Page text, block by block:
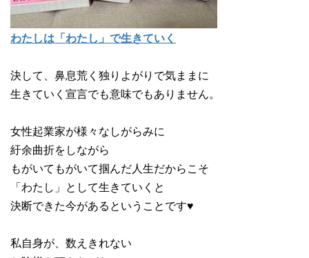
わたしは「わたし」で生きていく
決して、鼻息荒く独りよがりで気ままに
生きていく宣言でも意味でもありません。
女性起業家が様々なしがらみに
紆余曲折をしながら
もがいてもがいて掴んだ人生だからこそ
「わたし」として生きていくと
決断できた今があるということです♥
私自身が、数えきれない